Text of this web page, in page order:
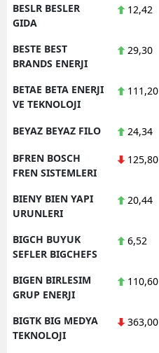
BESLR BESLER
GIDA
12,42
BESTE BEST
BRANDS ENERJI
29,30
BETAE BETA ENERJI
VE TEKNOLOJI
111,20
BEYAZ BEYAZ FILO 24,34
BFREN BOSCH
FREN SISTEMLERI
125,80
BIENY BIEN YAPI
URUNLERI
20,44
BIGCH BUYUK
SEFLER BIGCHEFS
6,52
BIGEN BIRLESIM
GRUP ENERJI
110,60
BIGTK BIG MEDYA
TEKNOLOJI
363,00